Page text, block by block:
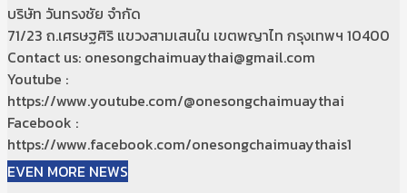
บริษัท วันทรงชัย จำกัด
71/23 ถ.เศรษฐศิริ แขวงสามเสนใน เขตพญาไท กรุงเทพฯ 10400
Contact us: onesongchaimuaythai@gmail.com
Youtube :
https://www.youtube.com/@onesongchaimuaythai
Facebook :
https://www.facebook.com/onesongchaimuaythais1
EVEN MORE NEWS